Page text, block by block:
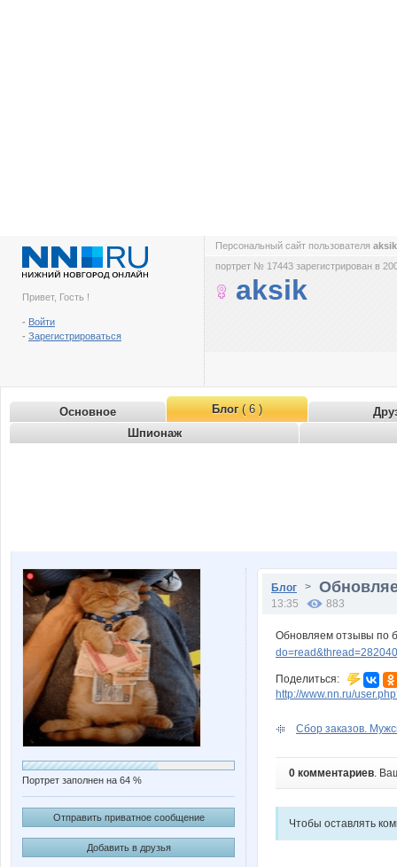
Привет, Гость !
- Войти
- Зарегистрироваться
Персональный сайт пользователя
портрет № 17443 зарегистрирован в
aksik
Основное Блог( 6 )
Шпионаж
Портрет заполнен на 64 %
Отправить приватное сообщение
Добавить в друзья
Блог >
13:35 883
Обновляем отзывы по
Поделиться:
http://www.nn.ru/
Сбор заказов.
0 комментариев.
Чтобы оставлять